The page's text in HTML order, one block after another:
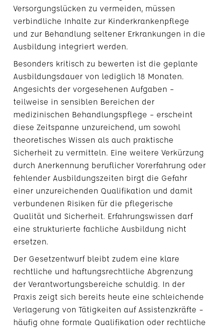
Versorgungslücken zu vermeiden, müssen
verbindliche Inhalte zur Kinderkrankenpflege
und zur Behandlung seltener Erkrankungen in die
Ausbildung integriert werden.
Besonders kritisch zu bewerten ist die geplante
Ausbildungsdauer von lediglich 18 Monaten.
Angesichts der vorgesehenen Aufgaben –
teilweise in sensiblen Bereichen der
medizinischen Behandlungspflege – erscheint
diese Zeitspanne unzureichend, um sowohl
theoretisches Wissen als auch praktische
Sicherheit zu vermitteln. Eine weitere Verkürzung
durch Anerkennung beruflicher Vorerfahrung oder
fehlender Ausbildungszeiten birgt die Gefahr
einer unzureichenden Qualifikation und damit
verbundenen Risiken für die pflegerische
Qualität und Sicherheit. Erfahrungswissen darf
eine strukturierte fachliche Ausbildung nicht
ersetzen.
Der Gesetzentwurf bleibt zudem eine klare
rechtliche und haftungsrechtliche Abgrenzung
der Verantwortungsbereiche schuldig. In der
Praxis zeigt sich bereits heute eine schleichende
Verlagerung von Tätigkeiten auf Assistenzkräfte –
häufig ohne formale Qualifikation oder rechtliche